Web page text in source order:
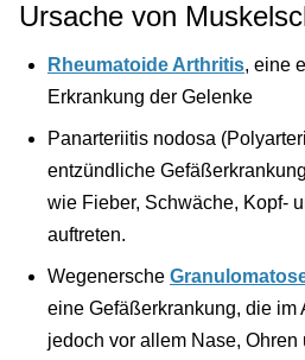
Ursache von
Rheumatoide Arthritis, eine
Erkrankung der Gelenke
Panarteriitis nodosa
entzündliche
wie Fieber, Schwäche, Kopf-
auftreten.
Wegenersche
eine Gefäßerkrankung, die im
jedoch vor allem Nase, Ohren